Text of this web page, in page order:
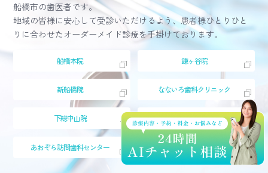
船橋市の歯医者です。
地域の皆様に安心して受診いただけるよう、患者様ひとりひと
りに合わせたオーダーメイド診療を手掛けております。
船橋本院 鎌ヶ谷院
新船橋院 なないろ歯科クリニック
下総中山院 西船橋駅前院
あおぞら訪問歯科センター